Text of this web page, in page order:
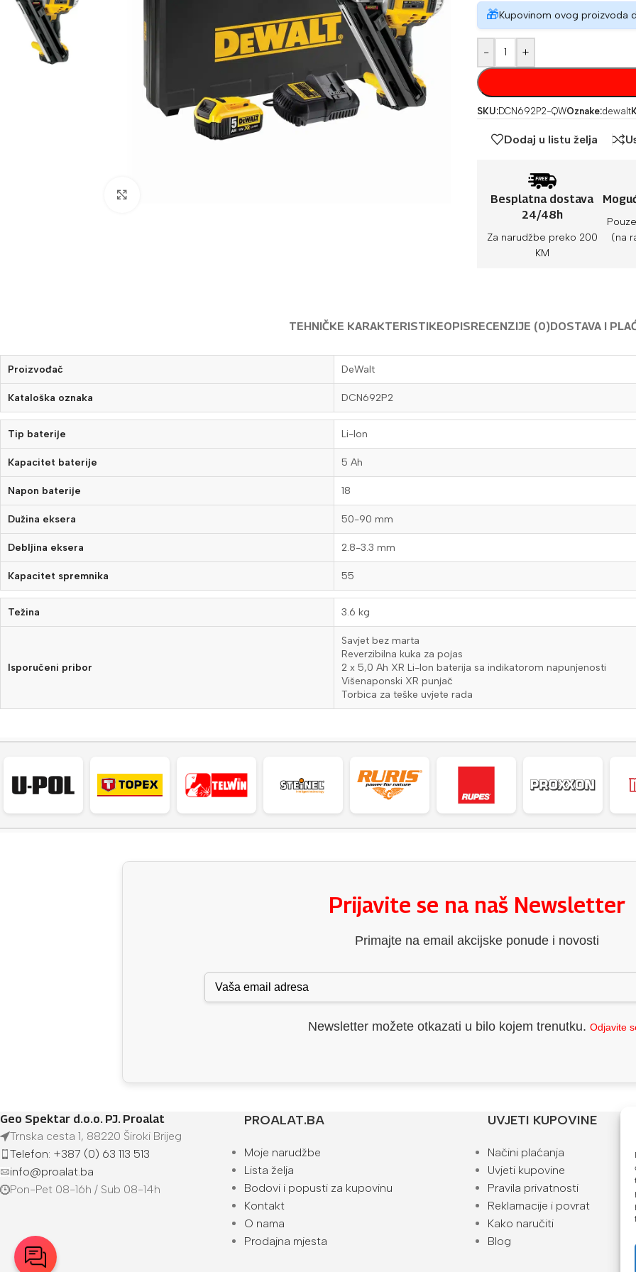
🎁Kupovinom ovog proizvoda
- +
SKU:DCN692P2-QWOznake:dewalt
Dodaj u listu želja
Besplatna dostava
24/48h
Za narudžbe preko 200
KM
(na
TEHNIČKE KARAKTERISTIKEOPISRECENZIJE (0)DOSTAVA I
Proizvođač DeWalt
Kataloška oznaka DCN692P2
Tip baterije Li-Ion
Kapacitet baterije 5 Ah
Napon baterije 18
Dužina eksera 50-90 mm
Debljina eksera 2.8-3.3 mm
Kapacitet spremnika 55
Težina 3.6 kg
Isporučeni pribor
Savjet bez marta
Reverzibilna kuka za pojas
2 x 5,0 Ah XR Li-Ion baterija sa indikatorom napunjenosti
Višenaponski XR punjač
Torbica za teške uvjete rada
Prijavite se na naš Newsletter
Primajte na email akcijske ponude i novosti
Newsletter možete otkazati u bilo kojem trenutku. Odjavite
Geo Spektar d.o.o. PJ. Proalat
Trnska cesta 1, 88220 Široki Brijeg
Telefon: +387 (0) 63 113 513
info@proalat.ba
Pon-Pet 08-16h / Sub 08-14h
PROALAT.BA
Moje narudžbe
Lista želja
Bodovi i popusti za kupovinu
Kontakt
O nama
Prodajna mjesta
UVJETI KUPOVINE
Načini plaćanja
Uvjeti kupovine
Pravila privatnosti
Reklamacije i povrat
Kako naručiti
Blog